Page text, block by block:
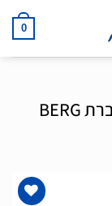
0
מכונית פדלים דגם Reppy GP של חברת BERG